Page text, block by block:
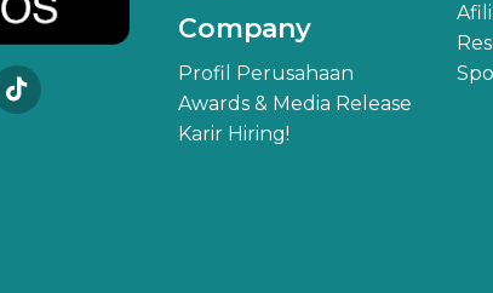
Company
Profil Perusahaan
Awards & Media Release
Karir Hiring!